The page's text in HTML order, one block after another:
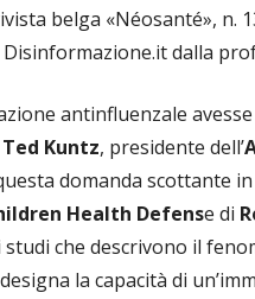
belga «Néosanté», n.
dalla
antinfluenzale
Ted Kuntz, presidente dell’
domanda scottante
Health Defense di
che descrivono il
la capacità di